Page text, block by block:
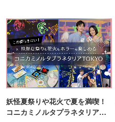
妖怪夏祭りや花火で夏を満喫！
コニカミノルタプラネタリア